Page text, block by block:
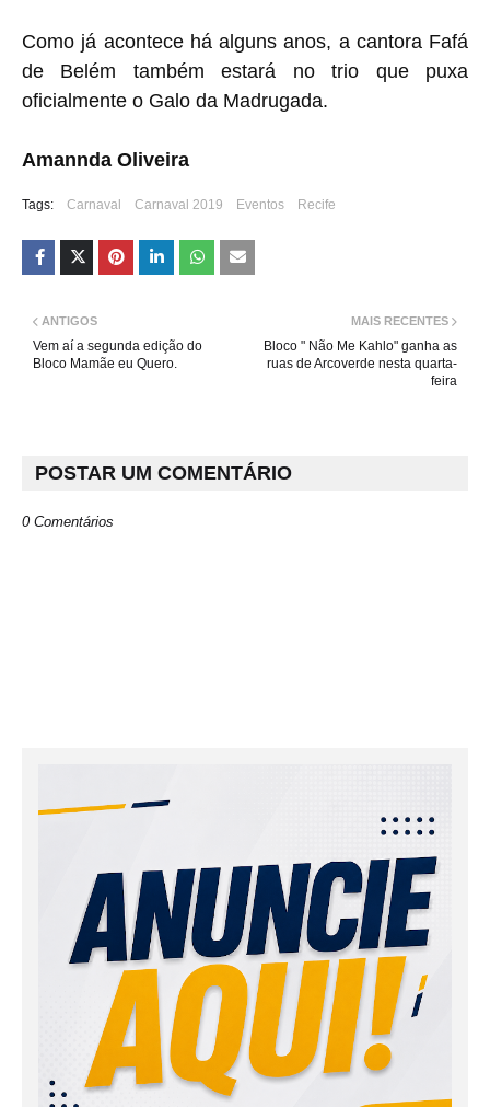
Como já acontece há alguns anos, a cantora Fafá
de Belém também estará no trio que puxa
oficialmente o Galo da Madrugada.
Amannda Oliveira
Tags: Carnaval Carnaval 2019 Eventos Recife
MAIS RECENTES
Bloco " Não Me Kahlo" ganha as
ruas de Arcoverde nesta quarta-
feira
ANTIGOS
Vem aí a segunda edição do
Bloco Mamãe eu Quero.
POSTAR UM COMENTÁRIO
0 Comentários